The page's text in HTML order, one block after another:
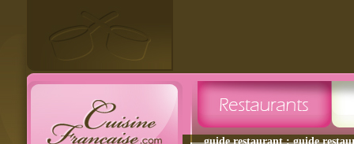
guide restaurant : guide